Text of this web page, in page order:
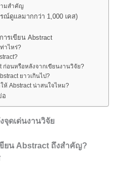
ามสำคัญ
ณ์ดูแลมากกว่า 1,000 เคส)
รเขียน Abstract
าไหร่?
ก่อนหรือหลังจากเขียนงานวิจัย?
ยาวเกินไป?
ห้ Abstract น่าสนใจไหม?
อ
จุดเด่นงานวิจัย
ยน Abstract ถึงสำคัญ?